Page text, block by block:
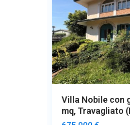
Villa Nobile con
mq, Travagliato